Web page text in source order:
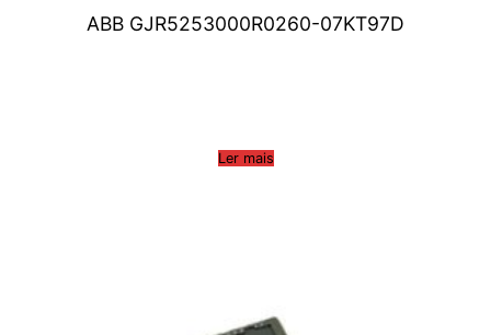
ABB GJR5253000R0260-07KT97D
Ler mais